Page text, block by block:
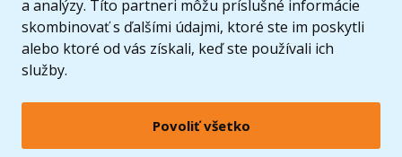
a analýzy. Títo partneri môžu príslušné informácie
skombinovať s ďalšími údajmi, ktoré ste im poskytli
alebo ktoré od vás získali, keď ste používali ich
služby.
Povoliť všetko
© 2005 - 2026 Copyright 4kids.sk